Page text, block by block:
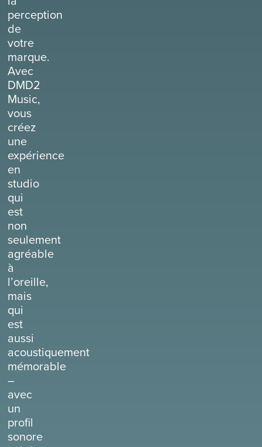
perception
de
votre
marque.
Avec
DMD2
Music,
vous
créez
une
expérience
en
studio
qui
est
non
seulement
agréable
à
l’oreille,
mais
qui
est
aussi
acoustiquement
mémorable
–
avec
un
profil
sonore